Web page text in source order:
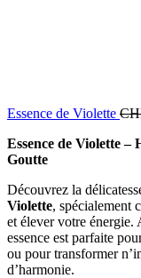
Essence de Violette
Essence de Violette –
Goutte
Découvrez la
Violette, spécialement
et élever votre énergie.
essence est parfaite
ou pour transformer
d’harmonie.